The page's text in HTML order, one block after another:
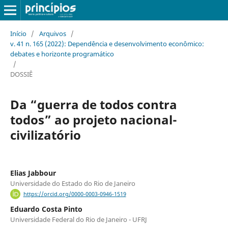
Início / Arquivos /
v. 41 n. 165 (2022): Dependência e desenvolvimento econômico:
debates e horizonte programático
/
DOSSIÊ
Da “guerra de todos contra
todos” ao projeto nacional-
civilizatório
Elias Jabbour
Universidade do Estado do Rio de Janeiro
https://orcid.org/0000-0003-0946-1519
Eduardo Costa Pinto
Universidade Federal do Rio de Janeiro - UFRJ